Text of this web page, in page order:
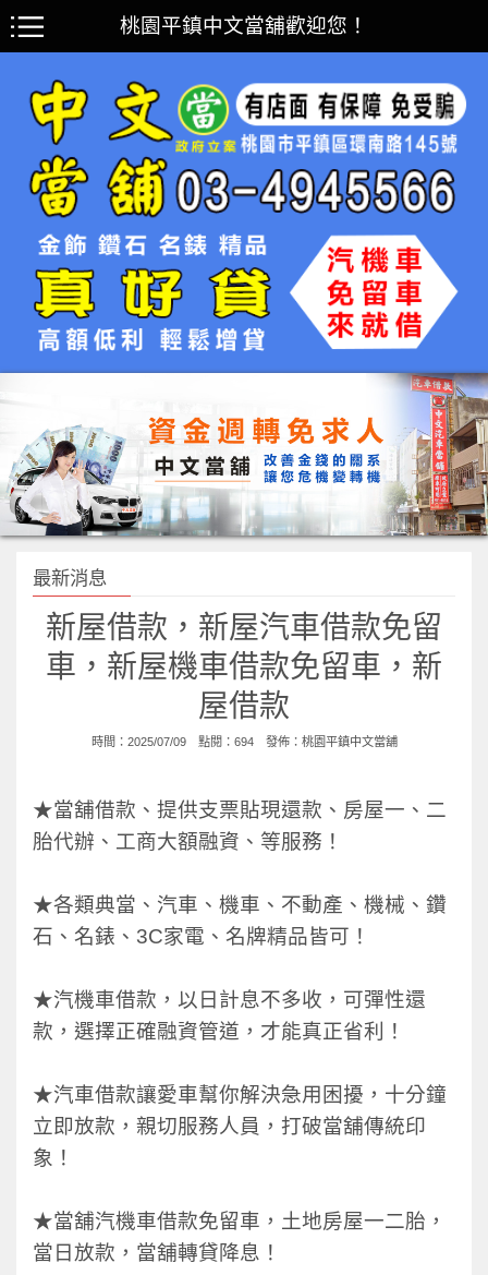
桃園平鎮中文當舖歡迎您！
最新消息
新屋借款，新屋汽車借款免留
車，新屋機車借款免留車，新
屋借款
時間：2025/07/09 點閱：694 發佈： 桃園平鎮中文當舖
★當舖借款、提供支票貼現還款、房屋一、二
胎代辦、工商大額融資、等服務！
★各類典當、汽車、機車、不動產、機械、鑽
石、名錶、3C家電、名牌精品皆可！
★汽機車借款，以日計息不多收，可彈性還
款，選擇正確融資管道，才能真正省利！
★汽車借款讓愛車幫你解決急用困擾，十分鐘
立即放款，親切服務人員，打破當舖傳統印
象！
★當舖汽機車借款免留車，土地房屋一二胎，
當日放款，當舖轉貸降息！